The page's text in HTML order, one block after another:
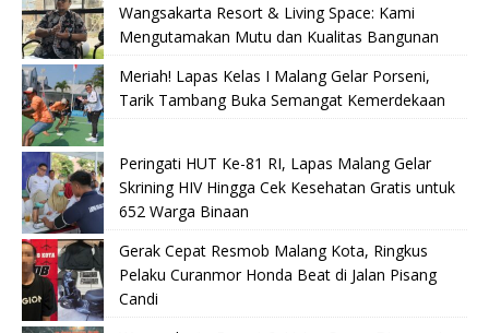
Wangsakarta Resort & Living Space: Kami
Mengutamakan Mutu dan Kualitas Bangunan
Meriah! Lapas Kelas I Malang Gelar Porseni,
Tarik Tambang Buka Semangat Kemerdekaan
Peringati HUT Ke-81 RI, Lapas Malang Gelar
Skrining HIV Hingga Cek Kesehatan Gratis untuk
652 Warga Binaan
Gerak Cepat Resmob Malang Kota, Ringkus
Pelaku Curanmor Honda Beat di Jalan Pisang
Candi